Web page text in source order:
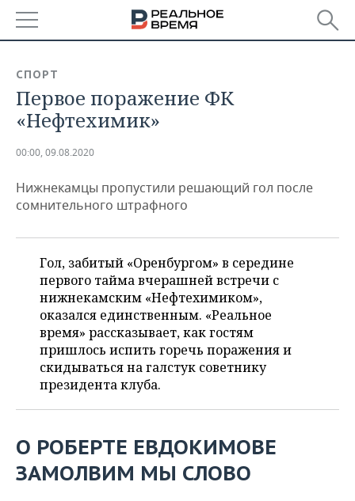
БАШКОРТОСТАН
ТАТАРСТАН
НОВОСТИ
АНАЛИТИКА
ДЕКЛАРАЦИИ О ДОХОДАХ
КОРОЛИ ГОСЗАКАЗА ПФО
ВУЗЫ ТАТАРСТАНА
КОМУ ПРИНАДЛЕЖАТ
ТОРГОВЫЕ ЦЕНТРЫ
ТАТАРСТАНА
НОВОСТИ ЭКОНОМИКИ
ФИНАНСЫ
БАНКИ
БЮДЖЕТ
ИНВЕСТИЦИИ
ПРОМЫШЛЕННОСТЬ
НОВОСТИ
АГРОПРОМ
МАШИНОСТРОЕНИЕ
НЕФТЕХИМИЯ
НЕФТЬ
ЭНЕРГЕТИКА
НЕДВИЖИМОСТЬ
НОВОСТИ НЕДВИЖИМОСТИ
АВТО
НОВОСТИ АВТО
БИЗНЕС
НОВОСТИ БИЗНЕСА
РОЗНИЧНАЯ ТОРГОВЛЯ
УСЛУГИ
ТЕХНОЛОГИИ
НОВОСТИ ТЕХНОЛОГИЙ
МЕДИА
МЕРОПРИЯТИЯ
ВЫЕЗДНАЯ РЕДАКЦИЯ
НОВОСТИ СПОРТА
ОБЩЕСТВО
СПОРТ
Первое поражение ФК
«Нефтехимик»
00:00, 09.08.2020
Нижнекамцы пропустили решающий гол после
сомнительного штрафного
Гол, забитый «Оренбургом» в середине
первого тайма вчерашней встречи с
нижнекамским «Нефтехимиком»,
оказался единственным. «Реальное
время» рассказывает, как гостям
пришлось испить горечь поражения и
скидываться на галстук советнику
президента клуба.
О РОБЕРТЕ ЕВДОКИМОВЕ
ЗАМОЛВИМ МЫ СЛОВО